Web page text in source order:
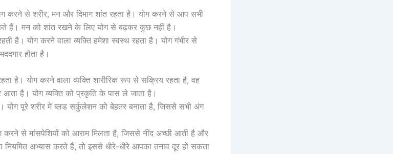
करने से शरीर, मन और दिमाग शांत रहता है। योग करने से आप सभी
हैं। मन को शांत रखने के लिए योग से बढ़कर कुछ नहीं है।
है। योग करने वाला व्यक्ति हमेशा स्वस्थ रहता है। योग गंभीर से
होता है।
है। योग करने वाला व्यक्ति शारीरिक रूप से सक्रिय रहता है, वह
है। योग व्यक्ति को प्रकृति के पास ले जाता है।
योग पूरे शरीर में ब्लड सर्कुलेशन को बेहतर बनाता है, जिससे सभी अंग
करने से मांसपेशियों को आराम मिलता है, जिससे नींद अच्छी आती है और
अभ्यास करते हैं, तो इससे धीरे-धीरे आपका तनाव दूर हो सकता